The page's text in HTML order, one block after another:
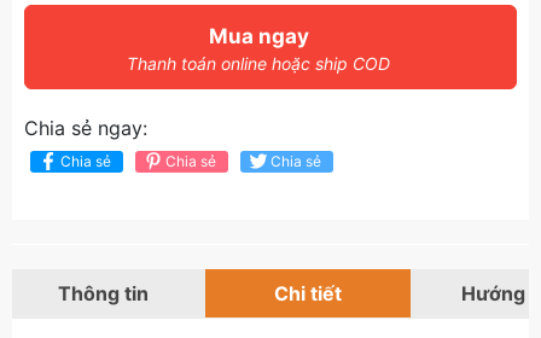
Mua ngay
Thanh toán online hoặc ship COD
Chia sẻ ngay:
Chia sẻ Chia sẻ Chia sẻ
Thông tin Chi tiết Hướng